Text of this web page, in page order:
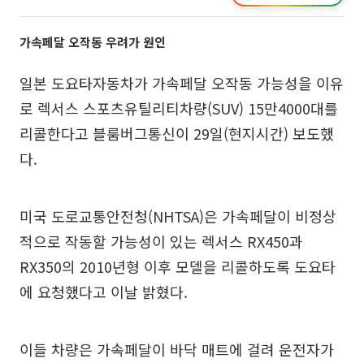
가속페달 오작동 우려가 원인
일본 도요타자동차가 가속페달 오작동 가능성을 이유
로 렉서스 스포츠유틸리티차량(SUV) 15만4000대를
리콜한다고 블룸버그통신이 29일(현지시간) 보도했
다.
미국 도로교통안전청(NHTSA)은 가속페달이 비정상
적으로 작동할 가능성이 있는 렉서스 RX450과
RX350의 2010년형 이후 모델을 리콜하도록 도요타
에 요청했다고 이날 밝혔다.
이들 차량은 가속페달이 바닥 매트에 걸려 운전자가